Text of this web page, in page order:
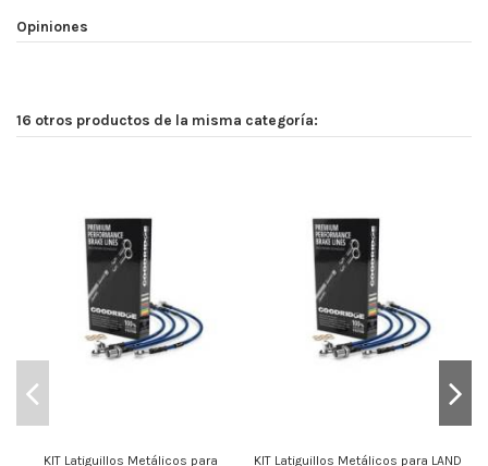
Opiniones
16 otros productos de la misma categoría:
KIT Latiguillos Metálicos para
KIT Latiguillos Metálicos para LAND